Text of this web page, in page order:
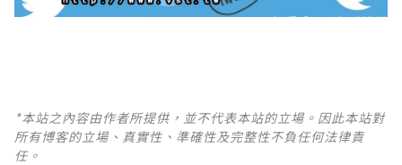
*本站之內容由作者所提供，並不代表本站的立場。因此本站對
所有博客的立場、真實性、準確性及完整性不負任何法律責
任。